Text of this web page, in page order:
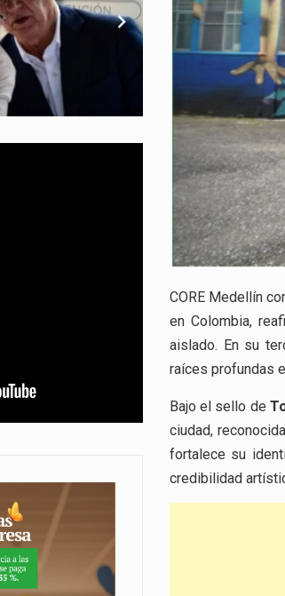
CORE Medellín
en Colombia,
aislado. En su
raíces profundas
Bajo el sello de
ciudad,
fortalece su
credibilidad